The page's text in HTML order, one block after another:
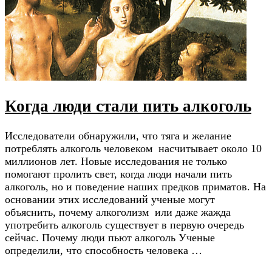
Когда люди стали пить алкоголь
Исследователи обнаружили, что тяга и желание
потреблять алкоголь человеком насчитывает около 10
миллионов лет. Новые исследования не только
помогают пролить свет, когда люди начали пить
алкоголь, но и поведение наших предков приматов. На
основании этих исследований ученые могут
объяснить, почему алкоголизм или даже жажда
употребить алкоголь существует в первую очередь
сейчас. Почему люди пьют алкоголь Ученые
определили, что способность человека …